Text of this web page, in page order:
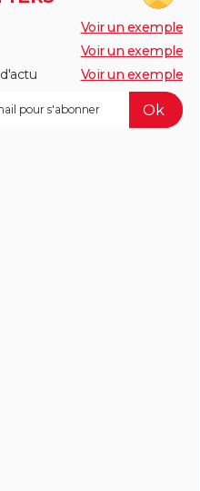
Voir un exemple
Voir un exemple
Voir un exemple